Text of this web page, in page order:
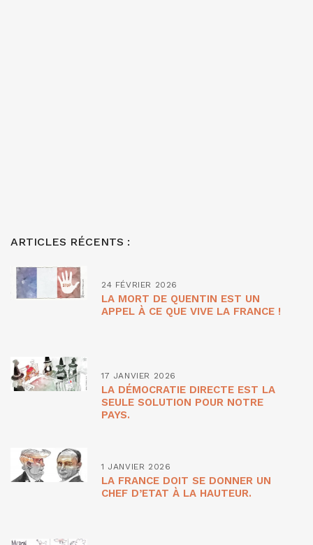
ARTICLES RÉCENTS :
24 FÉVRIER 2026
LA MORT DE QUENTIN EST UN
APPEL À CE QUE VIVE LA FRANCE !
17 JANVIER 2026
LA DÉMOCRATIE DIRECTE EST LA
SEULE SOLUTION POUR NOTRE
PAYS.
1 JANVIER 2026
LA FRANCE DOIT SE DONNER UN
CHEF D’ETAT À LA HAUTEUR.